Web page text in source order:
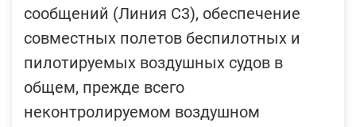
сообщений (Линия С3), обеспечение
совместных полетов беспилотных и
пилотируемых воздушных судов в
общем, прежде всего
неконтролируемом воздушном